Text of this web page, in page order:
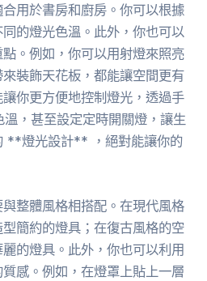
用於書房和廚房。你可以根據
的燈光色溫。此外，你也可以
。例如，你可以用射燈來照亮
裝飾天花板，都能讓空間更有
你更方便地控制燈光，透過手
，甚至設定定時開關燈，讓生
**燈光設計** ，絕對能讓你的
整體風格相搭配。在現代風格
簡約的燈具；在復古風格的空
的燈具。此外，你也可以利用
感。例如，在燈罩上貼上一層